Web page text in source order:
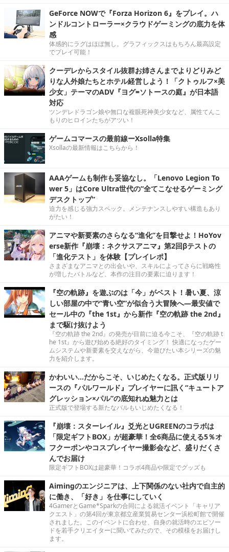
GeForce NOWで『Forza Horizon 6』をプレイ。ハ
ンドルコントローラー×クラウドゲーミングの底力を体
感
体感的にラグはほぼ無し。グラフィックスはもちろん最高設定
でプレイ可能！
クーデレからスタイル抜群お姉さんまでよりどりみど
りな人外娘たちとホテル経営しよう！「クトゥルフ×美
少女」テーマのADV『ヨグ=ソトースの庭』が日本語
対応
ツンデレドラゴン娘や無口な複眼死神美少女など、属性てんこ
もりのヒロインたちがアツい！
ゲームコマースの最前線ーXsolla特集
Xsollaの最新情報はこちらから！
AAAゲームも制作も妥協なし。「Lenovo Legion To
wer 5」はCore Ultra世代の“全てこなせるゲーミング
デスクトップ”
迫力を感じる強力スペック。メンテナンスしやすい構造もあり
がたい！
アニマや新要素のさらなる“進化”を目撃せよ！HoYov
erse新作『崩壊：ネクサスアニマ』第2回βテストの
「進化テスト」を体験【プレイレポ】
さまざまなアニマとの出会いや、スキルによってさらに戦略性
が増したバトルなど、本作の注目の要素に迫ります！
『空の軌跡』を遊ぶのは「今」がベスト！暑い夏、涼
しい部屋の中で“青い空”が似合う大冒険へ―最安値で
セール中の『the 1st』から新作『空の軌跡 the 2nd』
まで駆け抜けよう
『空の軌跡 the 2nd』の発売が目前に迫る今こそ、『空の軌跡 t
he 1st』から遊び始める絶好のタイミング！ 快適になったゲー
ムシステムや新要素を交えながら、今遊びたい本シリーズの魅
力を紹介します。
かわいい…だからこそ、いじめたくなる。正式版リリ
ースの『パルワールド』プレイヤーに訊く“キュートア
グレッション×パル”の底知れぬ魅力とは
正式版で登場する新たなパルもいじめたくなる！
『崩壊：スターレイル』爻光とUGREENのコラボは
「限定ギフトBOX」が超豪華！全6商品に使える5％オ
フクーポンやコスプレイヤー撮影会など、盛りだくさ
んでお届け
限定ギフトBOXは超豪華！コラボ4商品や限定でグッズも
Aimingのエンジニアは、上下関係のない社内で自主的
に働き、「好き」を仕事にしていく
4GamerとGame*Sparkの合同による就活イベント「キャリア
クエスト」の第4回が東京都立産業貿易センター浜松町館で開催
されました。このイベントに合わせ、自身の就活時のエピソー
ドを若手クリエイターに聞いてみたので、その模様をお届けし
ます。